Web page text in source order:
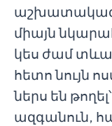
միայն
կես ժամ
հետո նույն
ներս են
ազգանուն,